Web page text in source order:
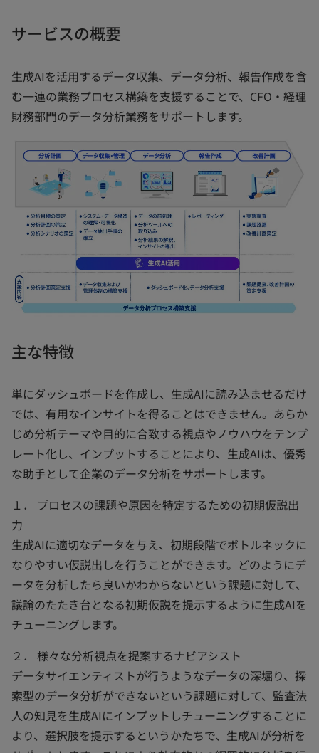
サービスの概要
生成AIを活用するデータ収集、データ分析、報告作成を含
む一連の業務プロセス構築を支援することで、CFO・経理
財務部門のデータ分析業務をサポートします。
主な特徴
単にダッシュボードを作成し、生成AIに読み込ませるだけ
では、有用なインサイトを得ることはできません。あらか
じめ分析テーマや目的に合致する視点やノウハウをテンプ
レート化し、インプットすることにより、生成AIは、優秀
な助手として企業のデータ分析をサポートします。
１． プロセスの課題や原因を特定するための初期仮説出
力
生成AIに適切なデータを与え、初期段階でボトルネックに
なりやすい仮説出しを行うことができます。どのようにデ
ータを分析したら良いかわからないという課題に対して、
議論のたたき台となる初期仮説を提示するように生成AIを
チューニングします。
２． 様々な分析視点を提案するナビアシスト
データサイエンティストが行うようなデータの深堀り、探
索型のデータ分析ができないという課題に対して、監査法
人の知見を生成AIにインプットしチューニングすることに
より、選択肢を提示するというかたちで、生成AIが分析を